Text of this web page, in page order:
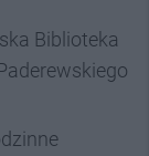
Biblioteka